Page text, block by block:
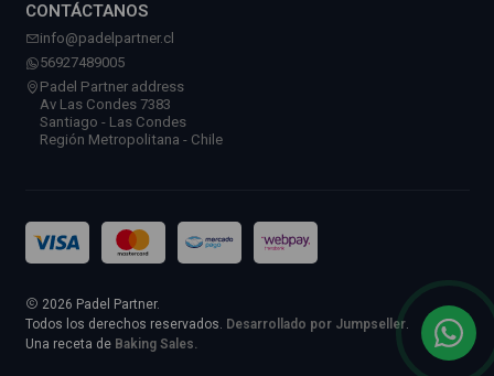
CONTÁCTANOS
info@padelpartner.cl
56927489005
Padel Partner address
Av Las Condes 7383
Santiago - Las Condes
Región Metropolitana - Chile
2026 Padel Partner.
Todos los derechos reservados. Desarrollado por Jumpseller.
Una receta de Baking Sales.